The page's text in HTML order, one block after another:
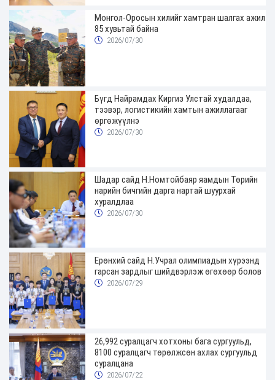
Монгол-Оросын хилийг хамтран шалгах ажил
85 хувьтай байна
2026/07/30
Бүгд Найрамдах Киргиз Улстай худалдаа,
тээвэр, логистикийн хамтын ажиллагааг
өргөжүүлнэ
2026/07/30
Шадар сайд Н.Номтойбаяр яамдын Төрийн
нарийн бичгийн дарга нартай шуурхай
хуралдлаа
2026/07/30
Ерөнхий сайд Н.Учрал олимпиадын хүрээнд
гарсан зардлыг шийдвэрлэж өгөхөөр болов
2026/07/29
26,992 суралцагч хотхоны бага сургуульд,
8100 суралцагч төрөлжсөн ахлах сургуульд
суралцана
2026/07/22